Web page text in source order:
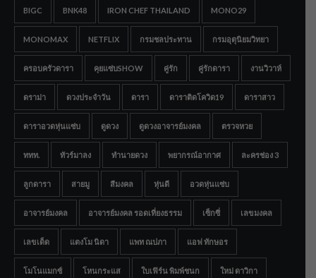
BIGC BNK48 IRON CHEF THAILAND MONO29
MONOMAX NETFLIX กรมชลประทาน กรมอุตุนิยมวิทยา
ครอบครัวดารา คุยแซ่บSHOW คู่รัก คู่รักดารา งานวิวาห์
ดราม่า ดวงประจำวัน ดารา ดาราติดโควิด19 ดาราสาว
ดาราอวดหุ่นแซ่บ ดูดวง ดูดวงอาจารย์มงคล ตรวจหวย
ททท. ทัวร์มาลง ทำนายดวง พยากรณ์อากาศ ละครช่อง 3
ลูกดารา สายมู สีมงคล หุ่นดี อวดหุ่นแซ่บ
อาจารย์มงคล อาจารย์มงคล รอดเที่ยงธรรม เซ็กซี่ เลขมงคล
เลขเด็ด แตงโม นิดา แพท ณปภา แอฟ ทักษอร
โมโนแมกซ์ โหนกระแส ใบเฟิร์น พิมพ์ชนก ใหม่ ดาวิกา